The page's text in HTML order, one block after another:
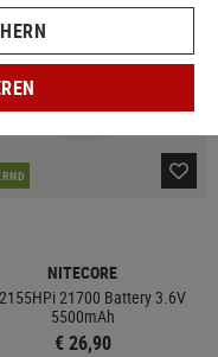
NITECORE
21700 Battery 3.6V
5500mAh
€ 26,90